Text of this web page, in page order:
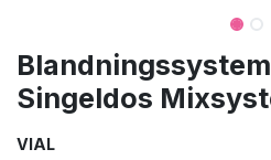
Singeldos
VIAL